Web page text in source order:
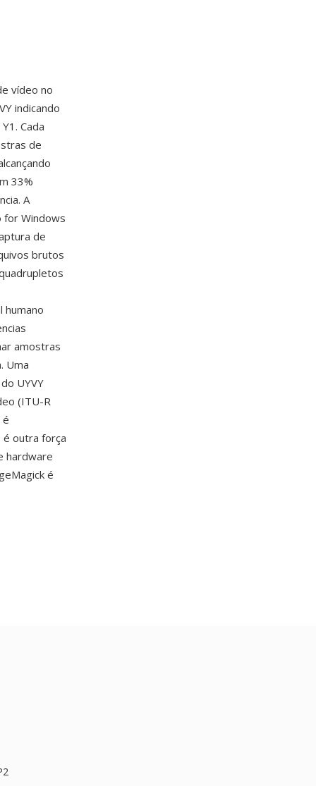
vídeo no
indicando
Cada
de
33%
A
for Windows
de
brutos
humano
amostras
Uma
UYVY
(ITU-R
é
outra força
hardware
é